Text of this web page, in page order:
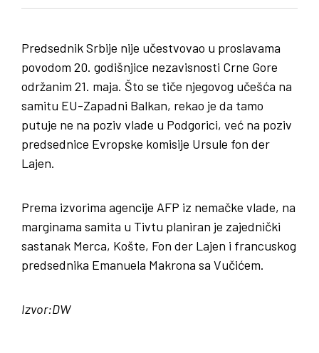
Predsednik Srbije nije učestvovao u proslavama
povodom 20. godišnjice nezavisnosti Crne Gore
održanim 21. maja. Što se tiče njegovog učešća na
samitu EU-Zapadni Balkan, rekao je da tamo
putuje ne na poziv vlade u Podgorici, već na poziv
predsednice Evropske komisije Ursule fon der
Lajen.
Prema izvorima agencije AFP iz nemačke vlade, na
marginama samita u Tivtu planiran je zajednički
sastanak Merca, Košte, Fon der Lajen i francuskog
predsednika Emanuela Makrona sa Vučićem.
Izvor:DW